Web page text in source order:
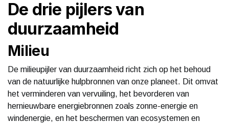
De drie pijlers van
duurzaamheid
Milieu
De milieupijler van duurzaamheid richt zich op het behoud
van de natuurlijke hulpbronnen van onze planeet. Dit omvat
het verminderen van vervuiling, het bevorderen van
hernieuwbare energiebronnen zoals zonne-energie en
windenergie, en het beschermen van ecosystemen en